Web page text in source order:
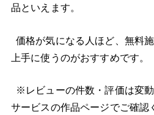
品といえます。
価格が気になる人ほど、無料
上手に使うのがおすすめです。
※レビューの件数・評価は変
サービスの作品ページでご確認